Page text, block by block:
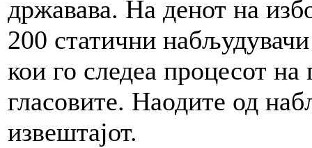
државава. На денот на
200 статични
кои го следеа процесот
гласовите. Наодите од
извештајот.